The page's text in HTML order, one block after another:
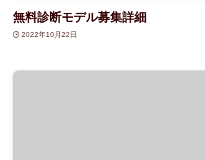
無料診断モデル募集詳細
2022年10月22日